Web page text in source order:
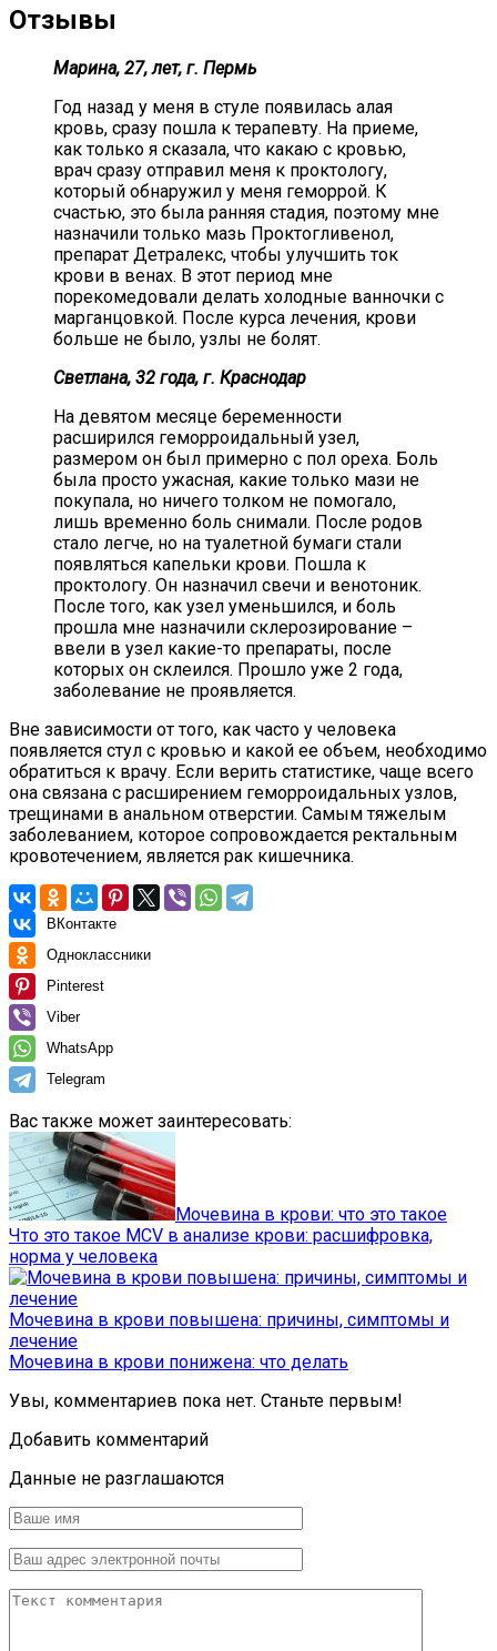
Отзывы
Марина, 27, лет, г. Пермь
Год назад у меня в стуле появилась алая
кровь, сразу пошла к терапевту. На приеме,
как только я сказала, что какаю с кровью,
врач сразу отправил меня к проктологу,
который обнаружил у меня геморрой. К
счастью, это была ранняя стадия, поэтому мне
назначили только мазь Проктогливенол,
препарат Детралекс, чтобы улучшить ток
крови в венах. В этот период мне
порекомедовали делать холодные ванночки с
марганцовкой. После курса лечения, крови
больше не было, узлы не болят.
Светлана, 32 года, г. Краснодар
На девятом месяце беременности
расширился геморроидальный узел,
размером он был примерно с пол ореха. Боль
была просто ужасная, какие только мази не
покупала, но ничего толком не помогало,
лишь временно боль снимали. После родов
стало легче, но на туалетной бумаги стали
появляться капельки крови. Пошла к
проктологу. Он назначил свечи и венотоник.
После того, как узел уменьшился, и боль
прошла мне назначили склерозирование –
ввели в узел какие-то препараты, после
которых он склеился. Прошло уже 2 года,
заболевание не проявляется.
Вне зависимости от того, как часто у человека
появляется стул с кровью и какой ее объем, необходимо
обратиться к врачу. Если верить статистике, чаще всего
она связана с расширением геморроидальных узлов,
трещинами в анальном отверстии. Самым тяжелым
заболеванием, которое сопровождается ректальным
кровотечением, является рак кишечника.
ВКонтакте
Одноклассники
Pinterest
Viber
WhatsApp
Telegram
Вас также может заинтересовать:
Мочевина в крови: что это такое
Что это такое MCV в анализе крови: расшифровка,
норма у человека
Мочевина в крови повышена: причины, симптомы и
лечение
Мочевина в крови понижена: что делать
Увы, комментариев пока нет. Станьте первым!
Добавить комментарий
Данные не разглашаются